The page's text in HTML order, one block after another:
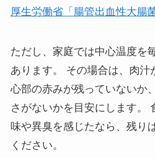
厚生労働省「腸管出血性大腸
ただし、家庭では中心温度を
あります。 その場合は、肉汁
心部の赤みが残っていないか
さがないかを目安にします。
味や異臭を感じたなら、残り
ください。